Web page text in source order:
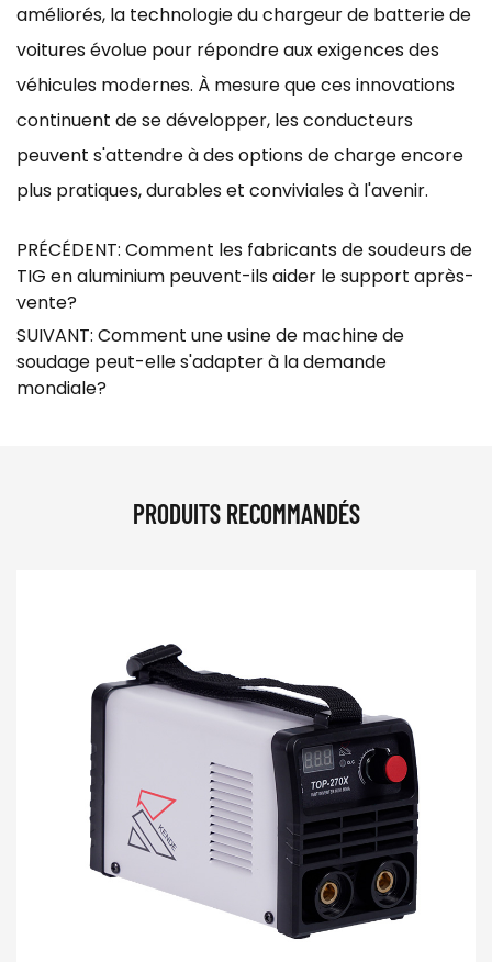
améliorés, la technologie du chargeur de batterie de
voitures évolue pour répondre aux exigences des
véhicules modernes. À mesure que ces innovations
continuent de se développer, les conducteurs
peuvent s'attendre à des options de charge encore
plus pratiques, durables et conviviales à l'avenir.
PRÉCÉDENT: Comment les fabricants de soudeurs de
TIG en aluminium peuvent-ils aider le support après-
vente?
SUIVANT: Comment une usine de machine de
soudage peut-elle s'adapter à la demande
mondiale?
PRODUITS RECOMMANDÉS